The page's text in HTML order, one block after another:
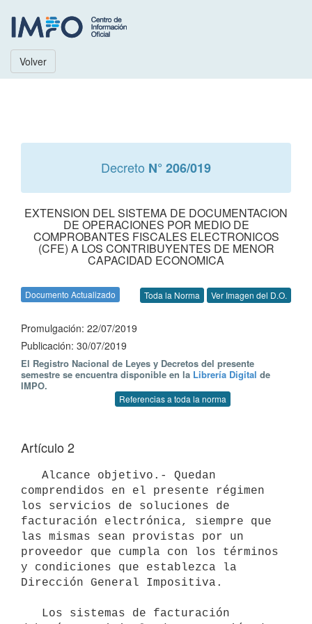
Volver
Decreto N° 206/019
EXTENSION DEL SISTEMA DE DOCUMENTACION
DE OPERACIONES POR MEDIO DE
COMPROBANTES FISCALES ELECTRONICOS
(CFE) A LOS CONTRIBUYENTES DE MENOR
CAPACIDAD ECONOMICA
Documento Actualizado Toda la Norma Ver Imagen del D.O.
Promulgación: 22/07/2019
Publicación: 30/07/2019
El Registro Nacional de Leyes y Decretos del presente
semestre se encuentra disponible en la Librería Digital de
IMPO.
Referencias a toda la norma
Artículo 2
comprendidos en el presente régimen
los servicios de soluciones de
facturación electrónica, siempre que
las mismas sean provistas por un
proveedor que cumpla con los términos
y condiciones que establezca la
Dirección General Impositiva.